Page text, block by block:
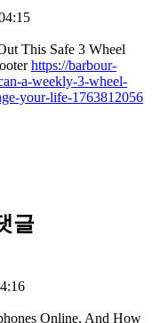
This Safe 3 Wheel
https://barbour-
a-weekly-3-wheel-
your-life-1763812056
글
Online, And How